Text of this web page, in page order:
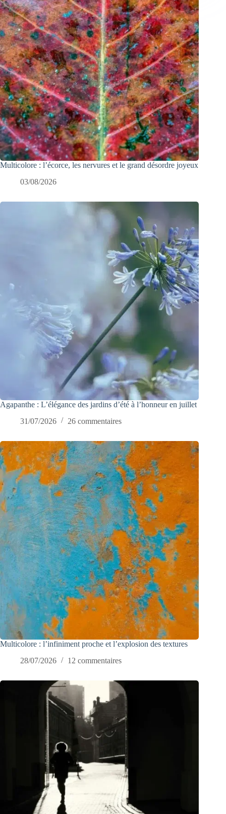
Multicolore : l’écorce, les nervures et le grand désordre joyeux
03/08/2026
Agapanthe : L’élégance des jardins d’été à l’honneur en juillet
31/07/2026
26 commentaires
Multicolore : l’infiniment proche et l’explosion des textures
28/07/2026
12 commentaires